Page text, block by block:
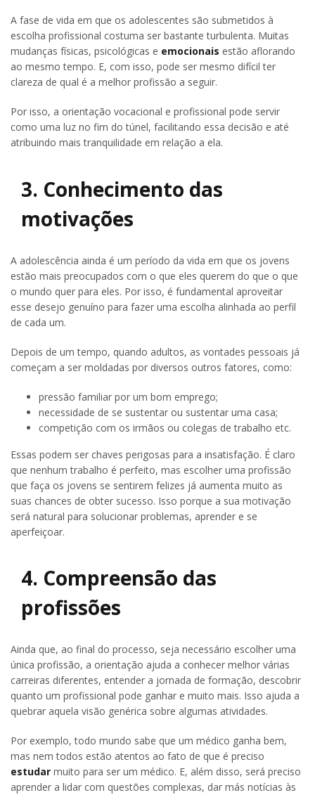
A fase de vida em que os adolescentes são submetidos à
escolha profissional costuma ser bastante turbulenta. Muitas
mudanças físicas, psicológicas e emocionais estão aflorando
ao mesmo tempo. E, com isso, pode ser mesmo difícil ter
clareza de qual é a melhor profissão a seguir.
Por isso, a orientação vocacional e profissional pode servir
como uma luz no fim do túnel, facilitando essa decisão e até
atribuindo mais tranquilidade em relação a ela.
3. Conhecimento das
motivações
A adolescência ainda é um período da vida em que os jovens
estão mais preocupados com o que eles querem do que o que
o mundo quer para eles. Por isso, é fundamental aproveitar
esse desejo genuíno para fazer uma escolha alinhada ao perfil
de cada um.
Depois de um tempo, quando adultos, as vontades pessoais já
começam a ser moldadas por diversos outros fatores, como:
pressão familiar por um bom emprego;
necessidade de se sustentar ou sustentar uma casa;
competição com os irmãos ou colegas de trabalho etc.
Essas podem ser chaves perigosas para a insatisfação. É claro
que nenhum trabalho é perfeito, mas escolher uma profissão
que faça os jovens se sentirem felizes já aumenta muito as
suas chances de obter sucesso. Isso porque a sua motivação
será natural para solucionar problemas, aprender e se
aperfeiçoar.
4. Compreensão das
profissões
Ainda que, ao final do processo, seja necessário escolher uma
única profissão, a orientação ajuda a conhecer melhor várias
carreiras diferentes, entender a jornada de formação, descobrir
quanto um profissional pode ganhar e muito mais. Isso ajuda a
quebrar aquela visão genérica sobre algumas atividades.
Por exemplo, todo mundo sabe que um médico ganha bem,
mas nem todos estão atentos ao fato de que é preciso
estudar muito para ser um médico. E, além disso, será preciso
aprender a lidar com questões complexas, dar más notícias às